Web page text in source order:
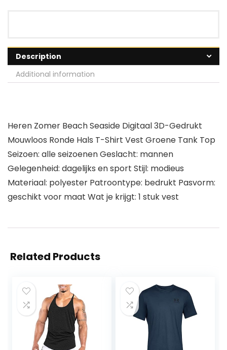
Description
Additional information
Heren Zomer Beach Seaside Digitaal 3D-Gedrukt
Mouwloos Ronde Hals T-Shirt Vest Groene Tank Top
Seizoen: alle seizoenen Geslacht: mannen
Gelegenheid: dagelijks en sport Stijl: modieus
Materiaal: polyester Patroontype: bedrukt Pasvorm:
geschikt voor maat Wat je krijgt: 1 stuk vest
Related Products